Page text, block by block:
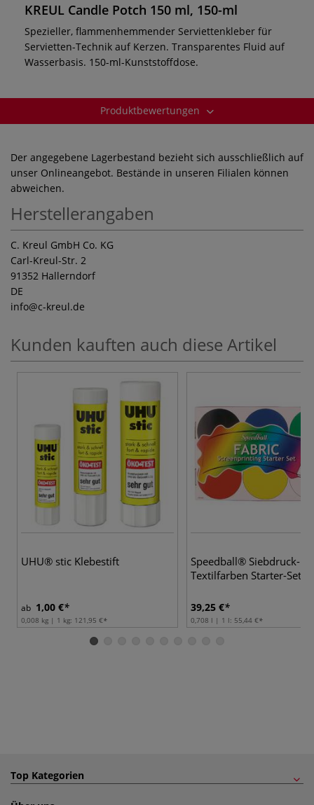
KREUL Candle Potch 150 ml, 150-ml
Spezieller, flammenhemmender Serviettenkleber für
Servietten-Technik auf Kerzen. Transparentes Fluid auf
Wasserbasis. 150-ml-Kunststoffdose.
Produktbewertungen
Der angegebene Lagerbestand bezieht sich ausschließlich auf
unser Onlineangebot. Bestände in unseren Filialen können
abweichen.
Herstellerangaben
C. Kreul GmbH Co. KG
Carl-Kreul-Str. 2
91352 Hallerndorf
DE
info@c-kreul.de
Kunden kauften auch diese Artikel
UHU® stic Klebestift
ab 1,00 €
0,008 kg | 1 kg: 121,95 €
Speedball® Siebdruck-
Textilfarben Starter-Set
39,25 €
0,708 l | 1 l: 55,44 €
Top Kategorien